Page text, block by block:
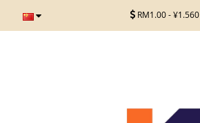
RM1.00 - ¥1.560